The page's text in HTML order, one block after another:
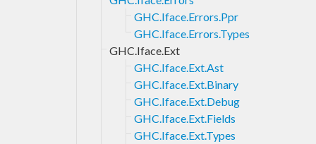
GHC.Iface.Errors.Ppr
GHC.Iface.Errors.Types
GHC.Iface.Ext
GHC.Iface.Ext.Ast
GHC.Iface.Ext.Binary
GHC.Iface.Ext.Debug
GHC.Iface.Ext.Fields
GHC.Iface.Ext.Types